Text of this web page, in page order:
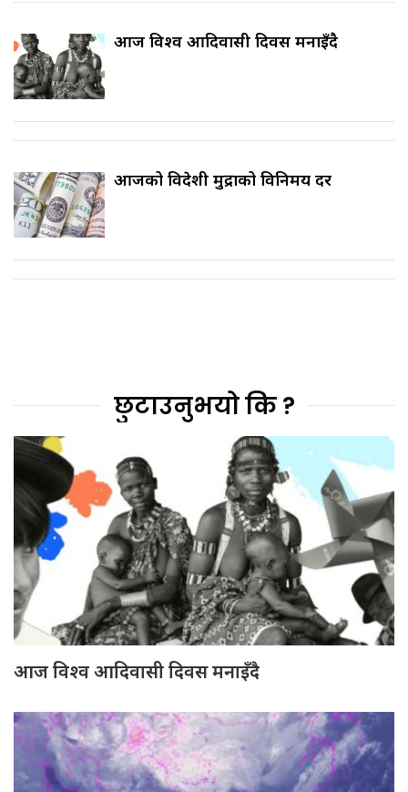
आज विश्व आदिवासी दिवस मनाइँदै
आजको विदेशी मुद्राको विनिमय दर
छुटाउनुभयो कि ?
आज विश्व आदिवासी दिवस मनाइँदै